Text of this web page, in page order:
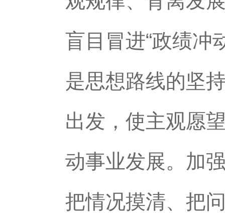
盲目冒进“政绩冲
是思想路线的坚
出发，使主观愿
动事业发展。加
把情况摸清、把